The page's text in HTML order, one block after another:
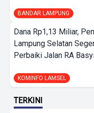
BANDAR LAMPUNG
Dana Rp1,13 Miliar,
Lampung Selatan
Perbaiki Jalan RA
KOMINFO LAMSEL
TERKINI